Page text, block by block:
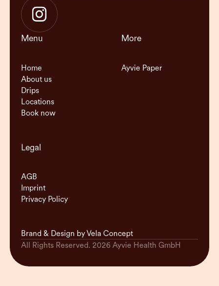
Menu
Home
About us
Drips
Locations
Book now
More
Ayvie Paper
Legal
AGB
Imprint
Privacy Policy
Brand & Design by Vela Concept
All Rights Reserved. 2026 Ayvie Health GmbH